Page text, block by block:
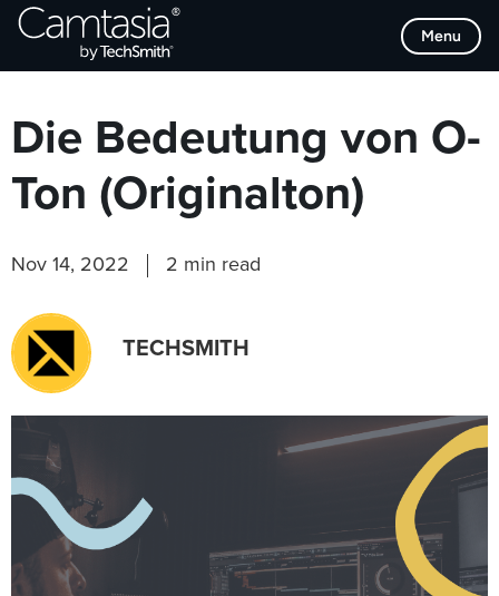
Direkt
zum
Menu
Browse Categories
Die Bedeutung von O-
Ton (Originalton)
Nov 14, 2022 2 min read
TECHSMITH